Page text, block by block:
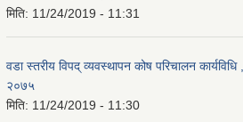
मिति: 11/24/2019 - 11:31
वडा स्तरीय विपद् व्यवस्थापन कोष परिचालन कार्यविधि ,
२०७५
मिति: 11/24/2019 - 11:30